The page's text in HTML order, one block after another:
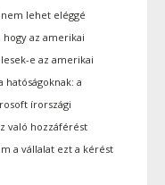
lehet eléggé
hogy az amerikai
e az amerikai
a
írországi
való hozzáférést
a vállalat ezt a kérést